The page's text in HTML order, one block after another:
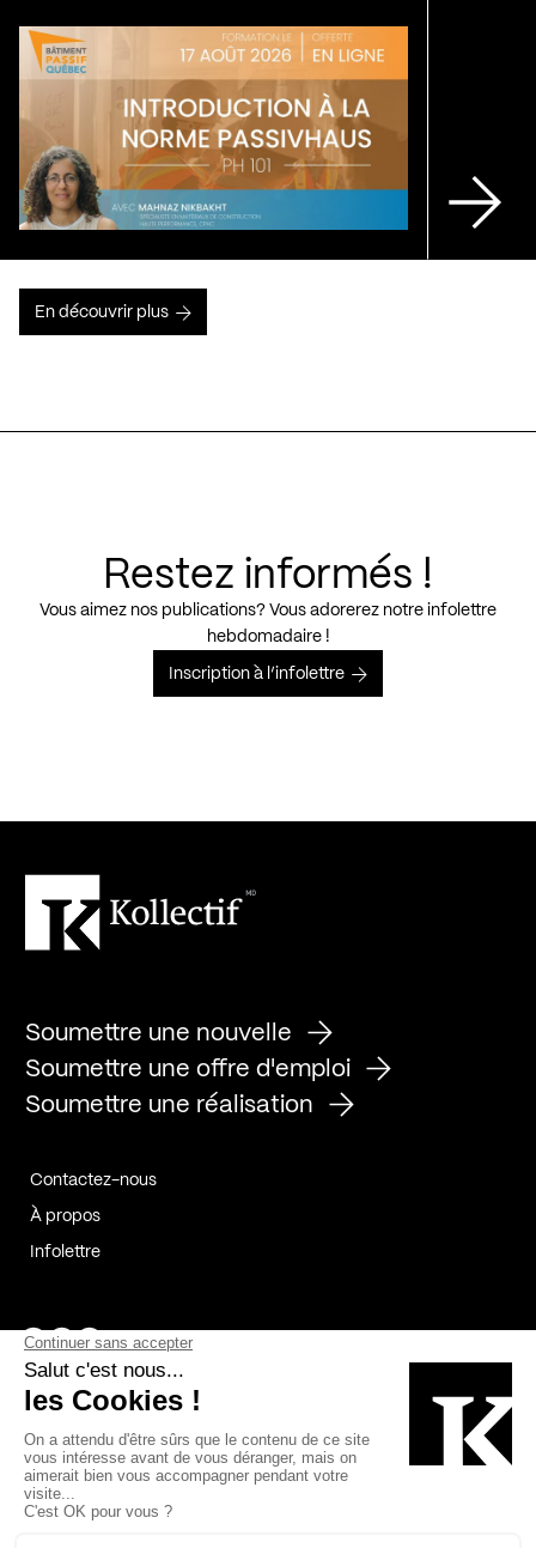
En découvrir plus
Restez informés !
Vous aimez nos publications? Vous adorerez notre infolettre
hebdomadaire !
Inscription à l’infolettre
Soumettre une nouvelle
Soumettre une offre d'emploi
Soumettre une réalisation
Contactez-nous
À propos
Infolettre
Page Facebook de Kollectif
Page Instagram de Kollectif
Page Linkedin de Kollectif
Bâtiment-Durable-Québec-1
Esquisses-1IRAC-1